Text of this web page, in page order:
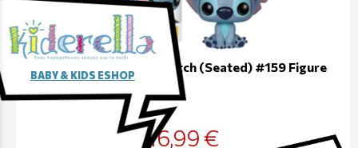
Funko Pop! Disney - Stitch (Seated) #159 Figure
16,99 €
BABY & KIDS ESHOP